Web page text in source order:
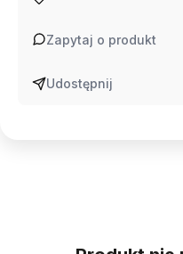
Zapytaj o produkt
Udostępnij